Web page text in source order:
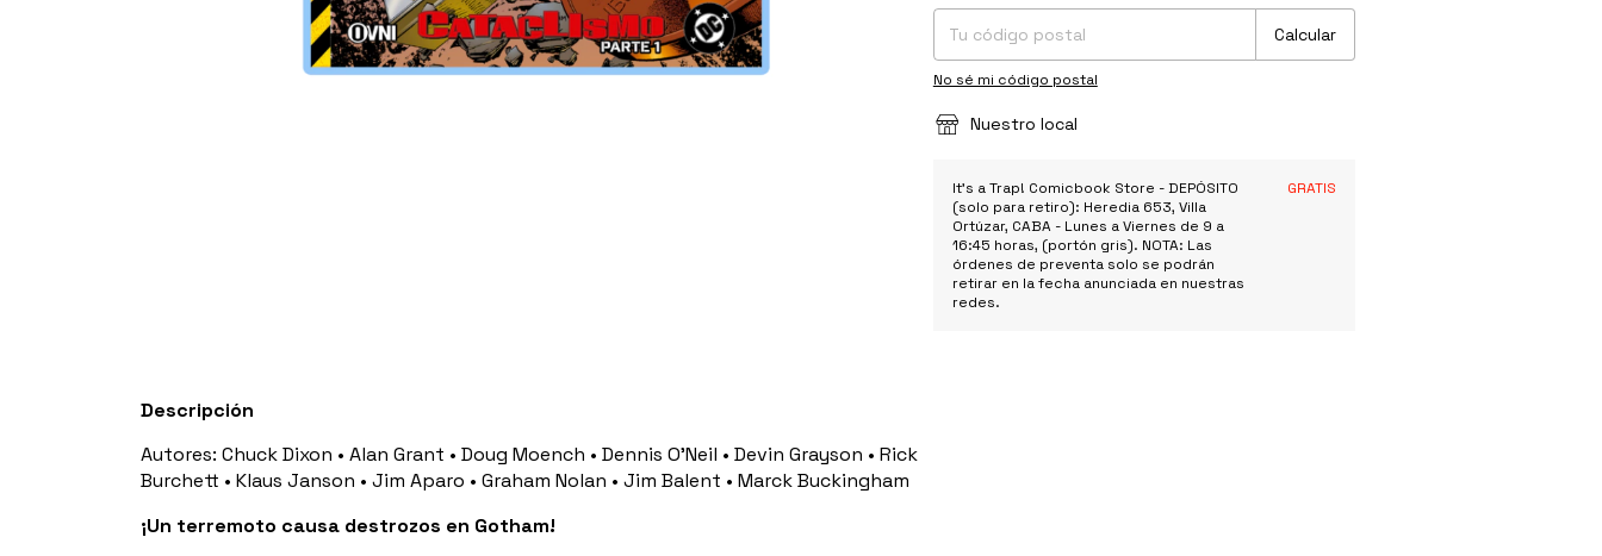
Calcular
No sé mi código postal
Nuestro local
It's a Trap! Comicbook Store - DEPÓSITO
(solo para retiro): Heredia 653, Villa
Ortúzar, CABA - Lunes a Viernes de 9 a
16:45 horas, (portón gris). NOTA: Las
órdenes de preventa solo se podrán
retirar en la fecha anunciada en nuestras
redes.
GRATIS
Descripción
Autores: Chuck Dixon • Alan Grant • Doug Moench • Dennis O’Neil • Devin Grayson • Rick
Burchett • Klaus Janson • Jim Aparo • Graham Nolan • Jim Balent • Marck Buckingham
¡Un terremoto causa destrozos en Gotham!